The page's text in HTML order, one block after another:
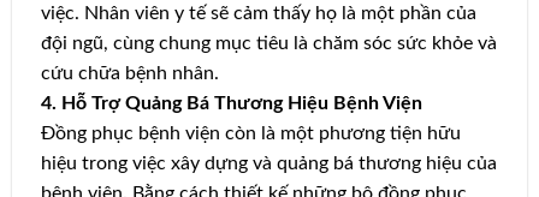
việc. Nhân viên y tế sẽ cảm thấy họ là một phần của
đội ngũ, cùng chung mục tiêu là chăm sóc sức khỏe và
cứu chữa bệnh nhân.
4. Hỗ Trợ Quảng Bá Thương Hiệu Bệnh Viện
Đồng phục bệnh viện còn là một phương tiện hữu
hiệu trong việc xây dựng và quảng bá thương hiệu của